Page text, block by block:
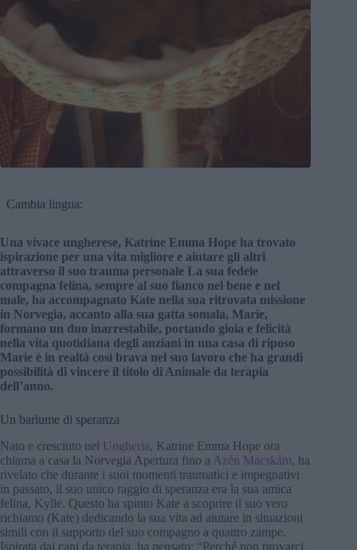
Cambia lingua:
Una vivace ungherese, Katrine Emma Hope ha trovato
ispirazione per una vita migliore e aiutare gli altri
attraverso il suo trauma personale La sua fedele
compagna felina, sempre al suo fianco nel bene e nel
male, ha accompagnato Kate nella sua ritrovata missione
in Norvegia, accanto alla sua gatta somala, Marie,
formano un duo inarrestabile, portando gioia e felicità
nella vita quotidiana degli anziani in una casa di riposo
Marie è in realtà così brava nel suo lavoro che ha grandi
possibilità di vincere il titolo di Animale da terapia
dell’anno.
Un barlume di speranza
Nato e cresciuto nel Ungheria, Katrine Emma Hope ora
chiama a casa la Norvegia Apertura fino a Azén Macskám, ha
rivelato che durante i suoi momenti traumatici e impegnativi
in passato, il suo unico raggio di speranza era la sua amica
felina, Kylle. Questo ha spinto Kate a scoprire il suo vero
richiamo (Kate) dedicando la sua vita ad aiutare in situazioni
simili con il supporto del suo compagno a quattro zampe.
Ispirata dai cani da terapia, ha pensato: “Perché non provarci